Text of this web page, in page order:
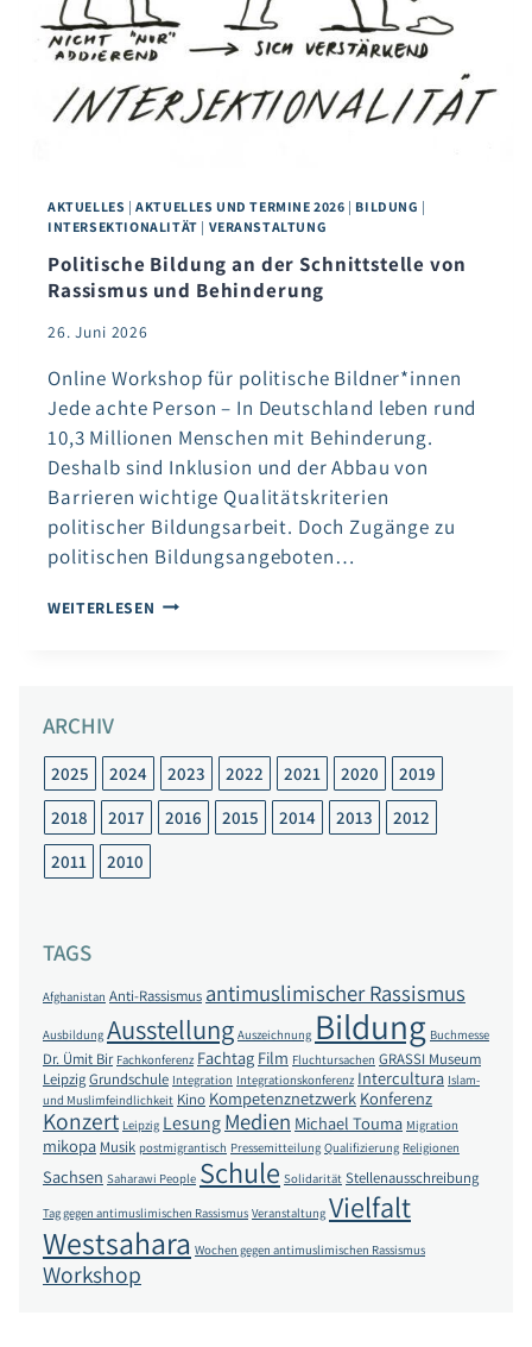
AKTUELLES |AKTUELLES UND TERMINE 2026 | BILDUNG |
INTERSEKTIONALITÄT | VERANSTALTUNG
Politische Bildung an der Schnittstelle von
Rassismus und Behinderung
26. Juni 2026
Online Workshop für politische Bildner*innen
Jede achte Person – In Deutschland leben rund
10,3 Millionen Menschen mit Behinderung.
Deshalb sind Inklusion und der Abbau von
Barrieren wichtige Qualitätskriterien
politischer Bildungsarbeit. Doch Zugänge zu
politischen Bildungsangeboten…
WEITERLESEN POLITISCHE
UND
BEHINDERUNG
ARCHIV
2025 2024 2023 2022 2021 2020
2019
2018
2017 2016 2015 2014 2013
2012
2011
2010
TAGS
Afghanistan Anti-Rassismus antimuslimischer Rassismus
Ausbildung Ausstellung Auszeichnung Bildung Buchmesse
Dr. Ümit Bir Fachkonferenz Fachtag Film Fluchtursachen GRASSI Museum
LeipzigGrundschule Integration Integrationskonferenz Intercultura Islam-
und Muslimfeindlichkeit Kino Kompetenznetzwerk Konferenz
Konzert Leipzig LesungMedien Michael Touma Migration
mikopa Musik postmigrantisch Pressemitteilung Qualifizierung Religionen
Sachsen Saharawi People Schule Solidarität Stellenausschreibung
Tag gegen antimuslimischen Rassismus Veranstaltung Vielfalt
Westsahara Wochen gegen antimuslimischen Rassismus
Workshop